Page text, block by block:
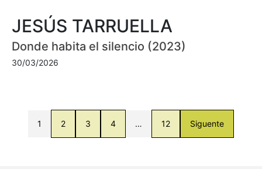
JESÚS TARRUELLA
Donde habita el silencio (2023)
30/03/2026
1 2 3 4 … 12 Siguente